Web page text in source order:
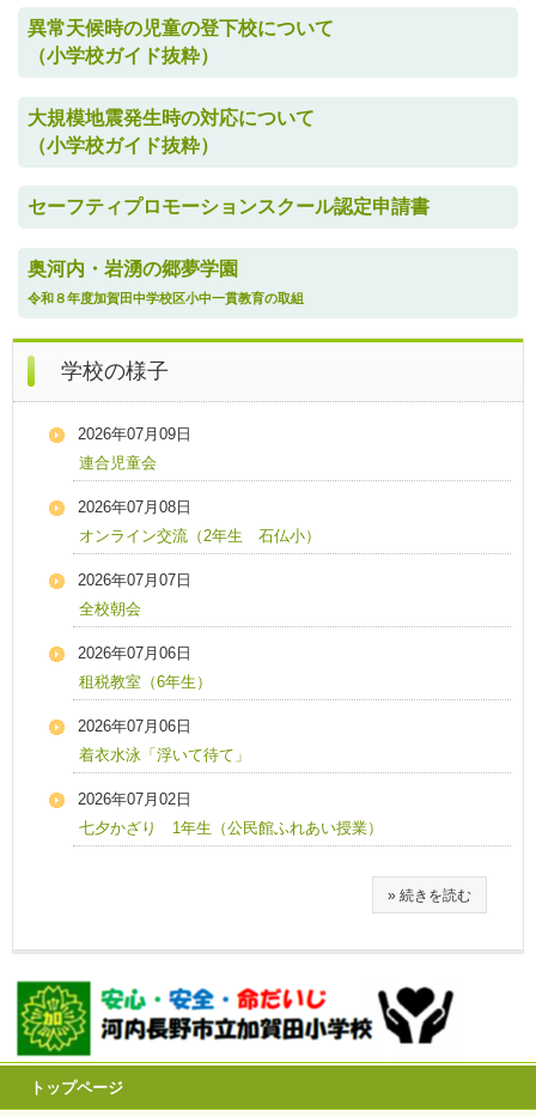
異常天候時の児童の登下校について
（小学校ガイド抜粋）
大規模地震発生時の対応について
（小学校ガイド抜粋）
セーフティプロモーションスクール認定申請書
奥河内・岩湧の郷夢学園
令和８年度加賀田中学校区小中一貫教育の取組
学校の様子
2026年07月09日
連合児童会
2026年07月08日
オンライン交流（2年生 石仏小）
2026年07月07日
全校朝会
2026年07月06日
租税教室（6年生）
2026年07月06日
着衣水泳「浮いて待て」
2026年07月02日
七夕かざり 1年生（公民館ふれあい授業）
» 続きを読む
トップページ